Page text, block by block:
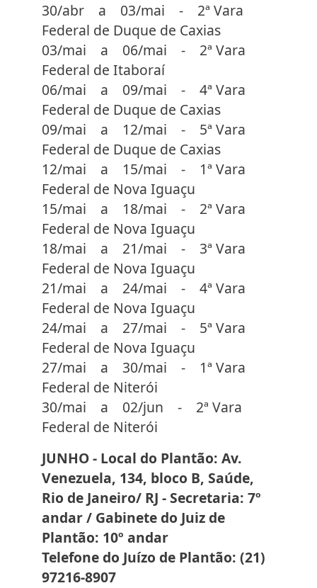
30/abr a 03/mai - 2ª Vara
Federal de Duque de Caxias
03/mai a 06/mai - 2ª Vara
Federal de Itaboraí
06/mai a 09/mai - 4ª Vara
Federal de Duque de Caxias
09/mai a 12/mai - 5ª Vara
Federal de Duque de Caxias
12/mai a 15/mai - 1ª Vara
Federal de Nova Iguaçu
15/mai a 18/mai - 2ª Vara
Federal de Nova Iguaçu
18/mai a 21/mai - 3ª Vara
Federal de Nova Iguaçu
21/mai a 24/mai - 4ª Vara
Federal de Nova Iguaçu
24/mai a 27/mai - 5ª Vara
Federal de Nova Iguaçu
27/mai a 30/mai - 1ª Vara
Federal de Niterói
30/mai a 02/jun - 2ª Vara
Federal de Niterói
JUNHO - Local do Plantão: Av.
Venezuela, 134, bloco B, Saúde,
Rio de Janeiro/ RJ - Secretaria: 7º
andar / Gabinete do Juiz de
Plantão: 10º andar
Telefone do Juízo de Plantão: (21)
97216-8907